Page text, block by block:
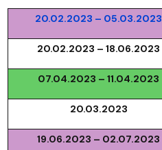
20.02.2023 – 05.03.2023
20.02.2023 – 18.06.2023
07.04.2023 – 11.04.2023
20.03.2023
19.06.2023 – 02.07.2023